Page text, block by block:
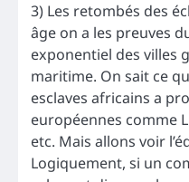
3) Les retombés des
âge on a les preuves
exponentiel des villes
maritime. On sait ce
esclaves africains a
européennes comme
etc. Mais allons voir
Logiquement, si un